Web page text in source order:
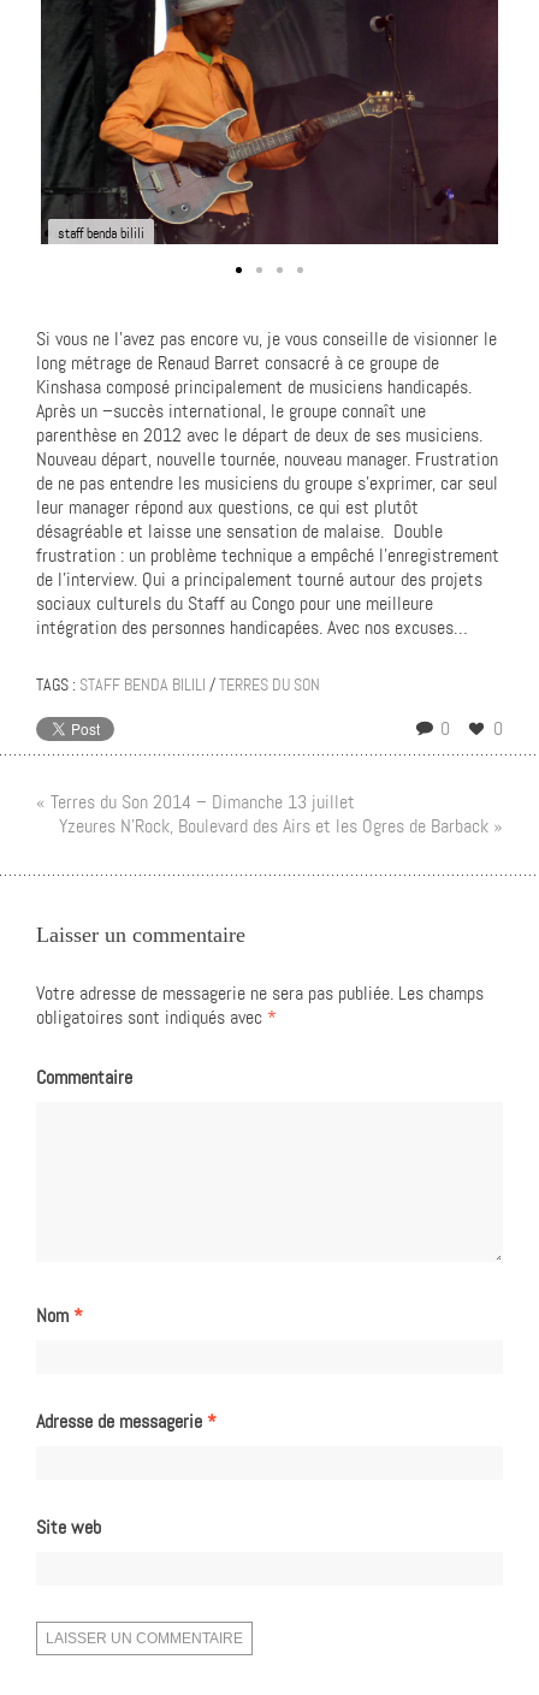
staff benda bilili
Si vous ne l’avez pas encore vu, je vous conseille de visionner le
long métrage de Renaud Barret consacré à ce groupe de
Kinshasa composé principalement de musiciens handicapés.
Après un –succès international, le groupe connaît une
parenthèse en 2012 avec le départ de deux de ses musiciens.
Nouveau départ, nouvelle tournée, nouveau manager. Frustration
de ne pas entendre les musiciens du groupe s’exprimer, car seul
leur manager répond aux questions, ce qui est plutôt
désagréable et laisse une sensation de malaise. Double
frustration : un problème technique a empêché l’enregistrement
de l’interview. Qui a principalement tourné autour des projets
sociaux culturels du Staff au Congo pour une meilleure
intégration des personnes handicapées. Avec nos excuses…
TAGS : STAFF BENDA BILILI /TERRES DU SON
0 0
« Terres du Son 2014 – Dimanche 13 juillet
Yzeures N’Rock, Boulevard des Airs et les Ogres de Barback »
Laisser un commentaire
Votre adresse de messagerie ne sera pas publiée. Les champs
obligatoires sont indiqués avec *
Commentaire
Nom*
Adresse de messagerie*
Site web